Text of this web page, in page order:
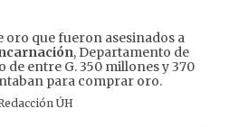
oro que fueron asesinados a
, Departamento de
de entre G. 350 millones y 370
para comprar oro.
ÚH